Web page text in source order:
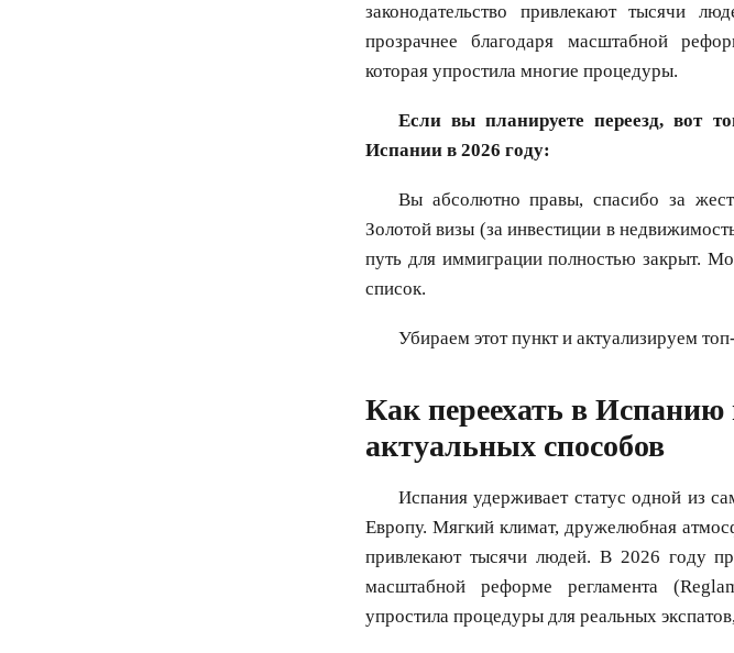
законодательство привлекают тысячи
прозрачнее благодаря масштабной
которая упростила многие процедуры.
Если вы планируете переезд, вот
Испании в 2026 году:
Вы абсолютно правы, спасибо за
Золотой визы (за инвестиции в
путь для иммиграции полностью закрыт.
список.
Убираем этот пункт и актуализируем
Как переехать в Испанию
актуальных способов
Испания удерживает статус одной из
Европу. Мягкий климат, дружелюбная
привлекают тысячи людей. В 2026 году
масштабной реформе регламента
упростила процедуры для реальных